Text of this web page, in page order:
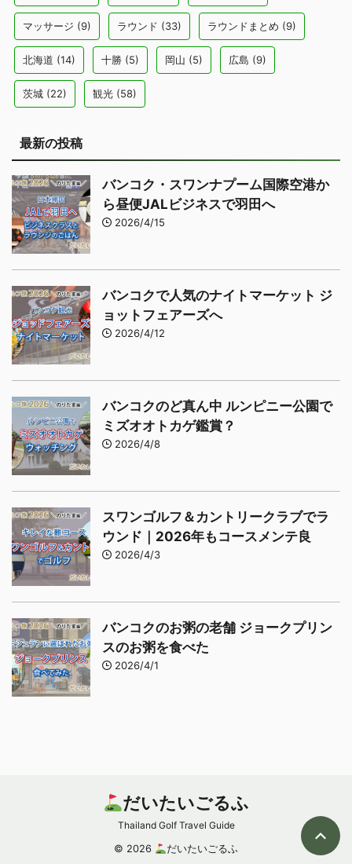
マッサージ (9) ラウンド (33) ラウンドまとめ (9)
北海道 (14) 十勝 (5) 岡山 (5) 広島 (9)
茨城 (22) 観光 (58)
最新の投稿
バンコク・スワンナプーム国際空港か
ら昼便JALビジネスで羽田へ
2026/4/15
バンコクで人気のナイトマーケット ジ
ョットフェアーズへ
2026/4/12
バンコクのど真ん中 ルンピニー公園で
ミズオオトカゲ鑑賞？
2026/4/8
スワンゴルフ＆カントリークラブでラ
ウンド｜2026年もコースメンテ良
2026/4/3
バンコクのお粥の老舗 ジョークプリン
スのお粥を食べた
2026/4/1
だいたいごるふ
Thailand Golf Travel Guide
© 2026
だいたいごるふ